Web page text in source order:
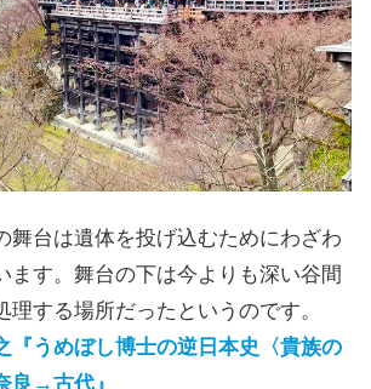
舞台は遺体を投げ込むためにわざわ
ます。舞台の下は今よりも深い谷間
理する場所だったというのです。
『うめぼし博士の逆日本史〈貴族の
良→古代』